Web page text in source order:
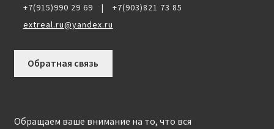
+7(915)990 29 69
|
+7(903)821 73 85
extreal.ru@yandex.ru
Обратная связь
Обращаем ваше внимание на то, что вся